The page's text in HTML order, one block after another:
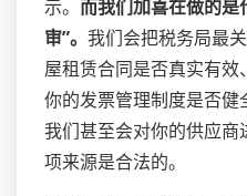
示。 而我们加喜在做的是
审”。 我们会把税务局最
屋租赁合同是否真实有效
你的发票管理制度是否健
我们甚至会对你的供应
项来源是合法的。